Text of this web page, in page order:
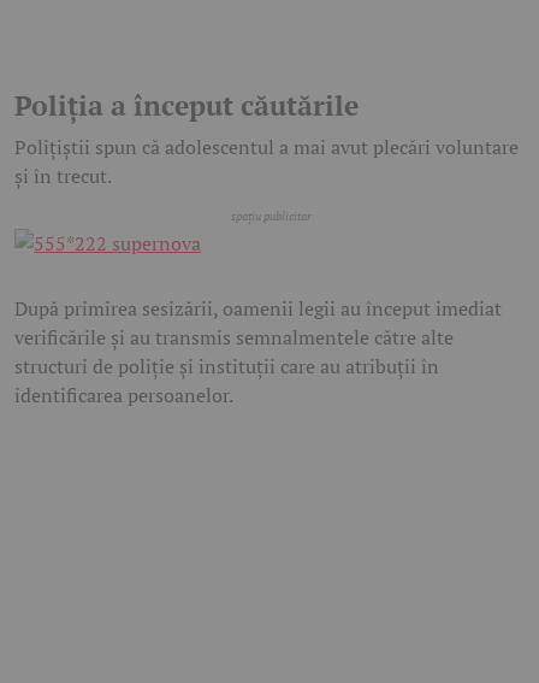
Poliția a început căutările
Polițiștii spun că adolescentul a mai avut plecări voluntare
și în trecut.
După primirea sesizării, oamenii legii au început imediat
verificările și au transmis semnalmentele către alte
structuri de poliție și instituții care au atribuții în
identificarea persoanelor.